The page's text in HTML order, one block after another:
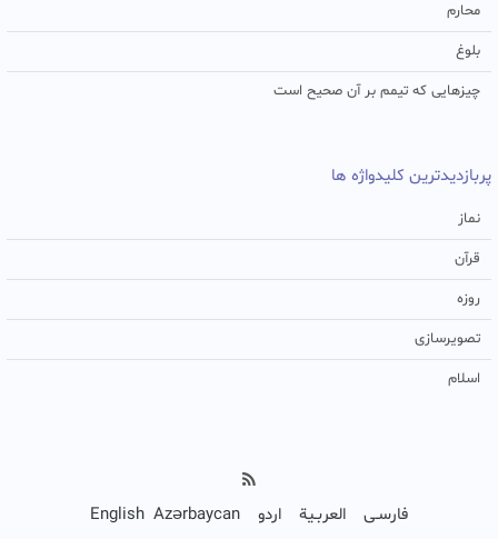
محارم
بلوغ
چیزهایی که تیمم بر آن صحیح است
پربازدیدترین کلیدواژه ها
نماز
قرآن
روزه
تصویرسازی
اسلام
فارسـی العربـیة اردو Azərbaycan
English